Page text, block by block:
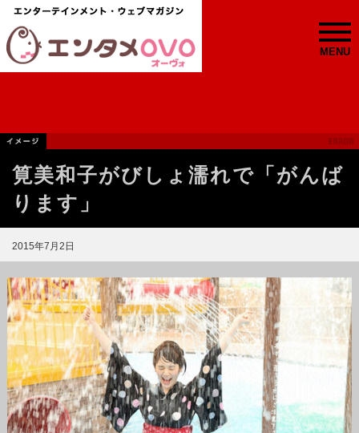
MENU
筧美和子がびしょ濡れで「がんば
ります」
2015年7月2日